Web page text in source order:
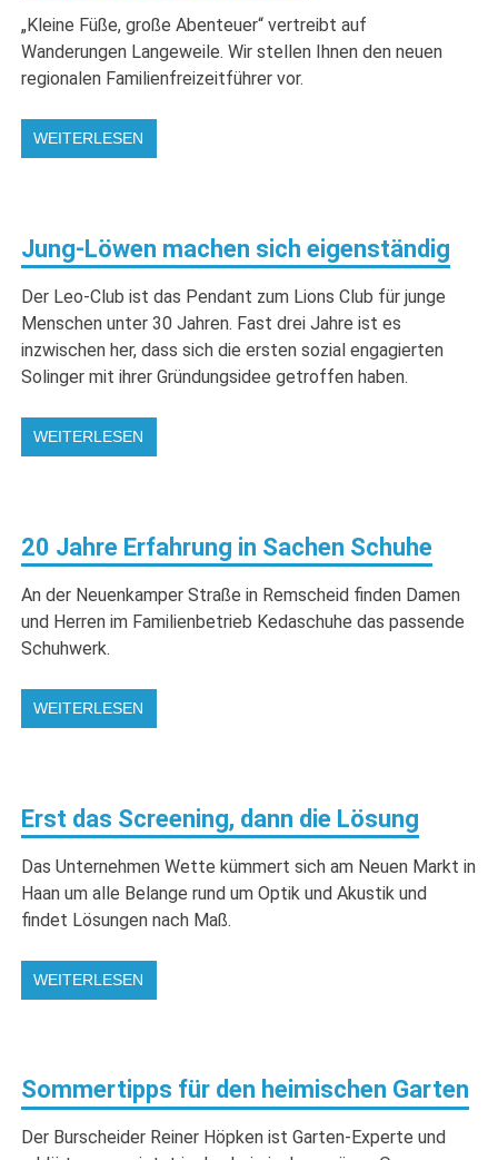
„Kleine Füße, große Abenteuer“ vertreibt auf
Wanderungen Langeweile. Wir stellen Ihnen den neuen
regionalen Familienfreizeitführer vor.
WEITERLESEN
Jung-Löwen machen sich eigenständig
Der Leo-Club ist das Pendant zum Lions Club für junge
Menschen unter 30 Jahren. Fast drei Jahre ist es
inzwischen her, dass sich die ersten sozial engagierten
Solinger mit ihrer Gründungsidee getroffen haben.
WEITERLESEN
20 Jahre Erfahrung in Sachen Schuhe
An der Neuenkamper Straße in Remscheid finden Damen
und Herren im Familienbetrieb Kedaschuhe das passende
Schuhwerk.
WEITERLESEN
Erst das Screening, dann die Lösung
Das Unternehmen Wette kümmert sich am Neuen Markt in
Haan um alle Belange rund um Optik und Akustik und
findet Lösungen nach Maß.
WEITERLESEN
Sommertipps für den heimischen Garten
Der Burscheider Reiner Höpken ist Garten-Experte und